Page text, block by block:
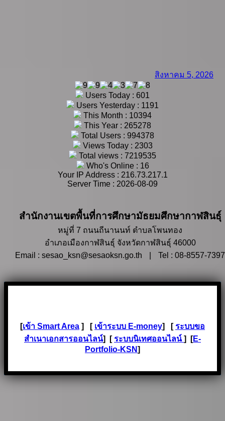
สิงหาคม 5, 2026
Users Today : 601
Users Yesterday : 1191
This Month : 10394
This Year : 265278
Total Users : 994378
Views Today : 2303
Total views : 7219535
Who's Online : 16
Your IP Address : 216.73.217.1
Server Time : 2026-08-09
สำนักงานเขตพื้นที่การศึกษามัธยมศึกษากาฬสินธุ์
หมู่ที่ 7 ถนนถีนานนท์ ตำบลโพนทอง
อำเภอเมืองกาฬสินธุ์ จังหวัดกาฬสินธุ์ 46000
Email : sesao_ksn@sesaoksn.go.th
Tel : 08-8557-7397
[เข้า Smart Area ] [ เข้าระบบ E-money] [ระบบขอ
สำเนาเอกสารออนไลน์] [ระบบนิเทศออนไลน์] [E-
Portfolio-KSN]